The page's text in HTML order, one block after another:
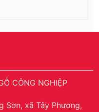
CÔNG NGHIỆP
Sơn, xã Tây Phương,